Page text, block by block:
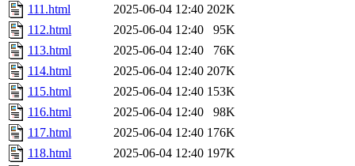
111.html
2025-06-04 12:40 202K
112.html
2025-06-04 12:40
95K
113.html
2025-06-04 12:40
76K
114.html
2025-06-04 12:40 207K
115.html
2025-06-04 12:40 153K
116.html
2025-06-04 12:40
98K
117.html
2025-06-04 12:40 176K
118.html
2025-06-04 12:40 197K